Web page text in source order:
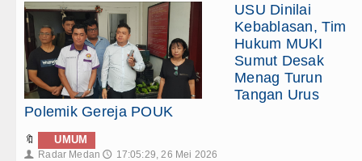
USU Dinilai
Kebablasan, Tim
Hukum MUKI
Sumut Desak
Menag Turun
Tangan Urus
Polemik Gereja POUK
🔖 UMUM
👤 Radar Medan 🕔 17:05:29, 26 Mei 2026